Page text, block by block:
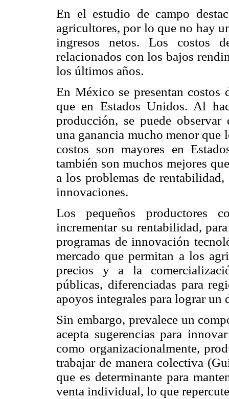
En el estudio de campo
agricultores, por lo que no hay
ingresos netos. Los costos
relacionados con los bajos
los últimos años.
En México se presentan costos
que en Estados Unidos. Al
producción, se puede
una ganancia mucho menor que
costos son mayores en
también son muchos mejores
a los problemas de
innovaciones.
Los pequeños productores
incrementar su rentabilidad,
programas de innovación
mercado que permitan a los
precios y a la
públicas, diferenciadas para
apoyos integrales para lograr un
Sin embargo, prevalece un
acepta sugerencias para
como organizacionalmente,
trabajar de manera colectiva
que es determinante para
venta individual, lo que